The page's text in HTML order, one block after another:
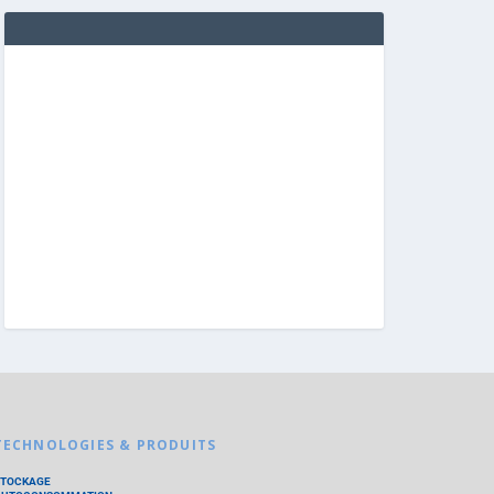
& PRODUITS